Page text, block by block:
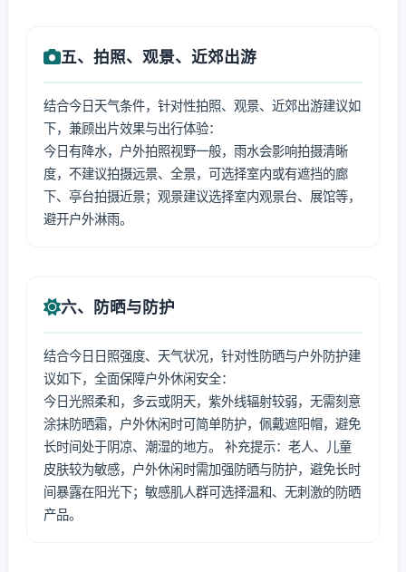
五、拍照、观景、近郊出游
结合今日天气条件，针对性拍照、观景、近郊出游建议如
下，兼顾出片效果与出行体验：
今日有降水，户外拍照视野一般，雨水会影响拍摄清晰
度，不建议拍摄远景、全景，可选择室内或有遮挡的廊
下、亭台拍摄近景；观景建议选择室内观景台、展馆等，
避开户外淋雨。
六、防晒与防护
结合今日日照强度、天气状况，针对性防晒与户外防护建
议如下，全面保障户外休闲安全：
今日光照柔和，多云或阴天，紫外线辐射较弱，无需刻意
涂抹防晒霜，户外休闲时可简单防护，佩戴遮阳帽，避免
长时间处于阴凉、潮湿的地方。 补充提示：老人、儿童
皮肤较为敏感，户外休闲时需加强防晒与防护，避免长时
间暴露在阳光下；敏感肌人群可选择温和、无刺激的防晒
产品。